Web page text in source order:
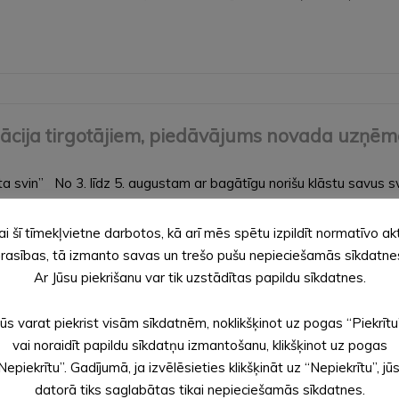
tirgotājiem, piedāvājums novada
svin” No 3. līdz 5. augustam ar bagātīgu norišu klāstu savus
Dons, šova “X…
malēniešu svētki
malēniešu svētki, kas aicinās pulcēties novadniekus
šī tīmekļvietne darbotos, kā arī mēs spētu izpildīt normatīvo
tā izmanto savas un trešo pušu nepieciešamās
Ar Jūsu piekrišanu var tik uzstādītas papildu sīkdatnes.
varat piekrist visām sīkdatnēm, noklikšķinot uz pogas
vai noraidīt papildu sīkdatņu izmantošanu, klikšķinot uz pogas
Gadījumā, ja izvēlēsieties klikšķināt uz “Nepiekrītu”,
datorā tiks saglabātas tikai nepieciešamās sīkdatnes.